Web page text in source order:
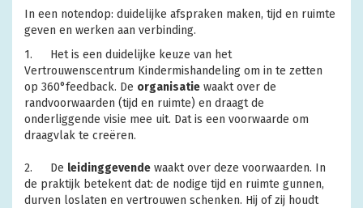
In een notendop: duidelijke afspraken maken, tijd en ruimte
geven en werken aan verbinding.
1.
Het is een duidelijke keuze van het
Vertrouwenscentrum Kindermishandeling om in te zetten
op 360°feedback. De organisatie waakt over de
randvoorwaarden (tijd en ruimte) en draagt de
onderliggende visie mee uit. Dat is een voorwaarde om
draagvlak te creëren.
2. De leidinggevende waakt over deze voorwaarden. In
de praktijk betekent dat: de nodige tijd en ruimte gunnen,
durven loslaten en vertrouwen schenken. Hij of zij houdt